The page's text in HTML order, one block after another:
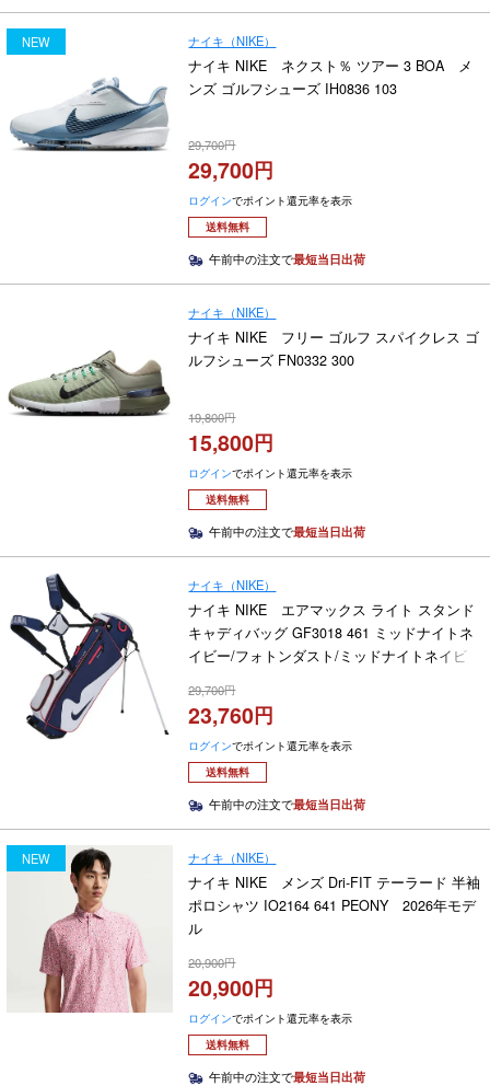
NEW ナイキ（NIKE）
ナイキ NIKE ネクスト％ ツアー 3 BOA メ
ンズ ゴルフシューズ IH0836 103
29,700
29,700
ログインでポイント還元率を表示
送料無料
午前中の注文で最短当日出荷
ナイキ（NIKE）
ナイキ NIKE フリー ゴルフ スパイクレス ゴ
ルフシューズ FN0332 300
19,800
15,800
ログインでポイント還元率を表示
送料無料
午前中の注文で最短当日出荷
ナイキ（NIKE）
ナイキ NIKE エアマックス ライト スタンド
キャディバッグ GF3018 461 ミッドナイトネ
イビー/フォトンダスト/ミッドナイトネイビ
29,700
23,760
ログインでポイント還元率を表示
送料無料
午前中の注文で最短当日出荷
NEW ナイキ（NIKE）
ナイキ NIKE メンズ Dri-FIT テーラード 半袖
ポロシャツ IO2164 641 PEONY 2026年モデ
ル
20,900
20,900
ログインでポイント還元率を表示
送料無料
午前中の注文で最短当日出荷